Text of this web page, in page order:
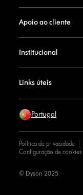
Apoio ao cliente
Institucional
Links úteis
Portugal
Política de privacidade
Configuração de cookies
© Dyson 2025